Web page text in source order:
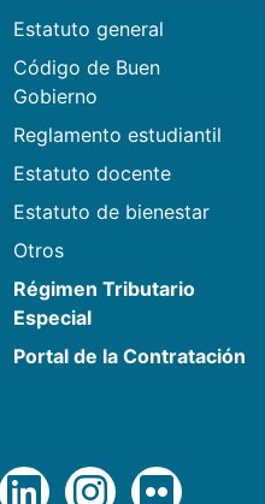
Estatuto general
Código de Buen
Gobierno
Reglamento estudiantil
Estatuto docente
Estatuto de bienestar
Otros
Régimen Tributario
Especial
Portal de la Contratación